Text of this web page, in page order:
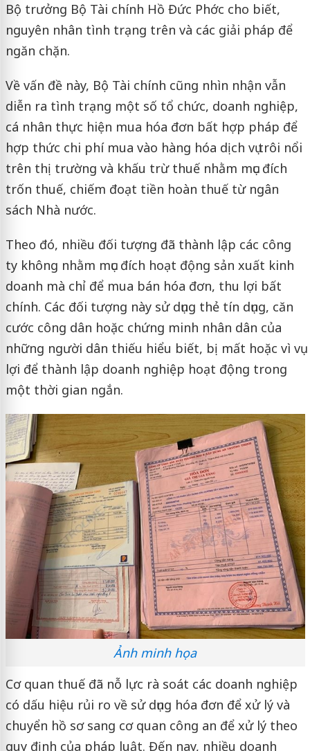
Bộ trưởng Bộ Tài chính Hồ Đức Phớc cho biết,
nguyên nhân tình trạng trên và các giải pháp để
ngăn chặn.
Về vấn đề này, Bộ Tài chính cũng nhìn nhận vẫn
diễn ra tình trạng một số tổ chức, doanh nghiệp,
cá nhân thực hiện mua hóa đơn bất hợp pháp để
hợp thức chi phí mua vào hàng hóa dịch vụ trôi nổi
trên thị trường và khấu trừ thuế nhằm mục đích
trốn thuế, chiếm đoạt tiền hoàn thuế từ ngân
sách Nhà nước.
Theo đó, nhiều đối tượng đã thành lập các công
ty không nhằm mục đích hoạt động sản xuất kinh
doanh mà chỉ để mua bán hóa đơn, thu lợi bất
chính. Các đối tượng này sử dụng thẻ tín dụng, căn
cước công dân hoặc chứng minh nhân dân của
những người dân thiếu hiểu biết, bị mất hoặc vì vụ
lợi để thành lập doanh nghiệp hoạt động trong
một thời gian ngắn.
Ảnh minh họa
Cơ quan thuế đã nỗ lực rà soát các doanh nghiệp
có dấu hiệu rủi ro về sử dụng hóa đơn để xử lý và
chuyển hồ sơ sang cơ quan công an để xử lý theo
quy định của pháp luật. Đến nay, nhiều doanh